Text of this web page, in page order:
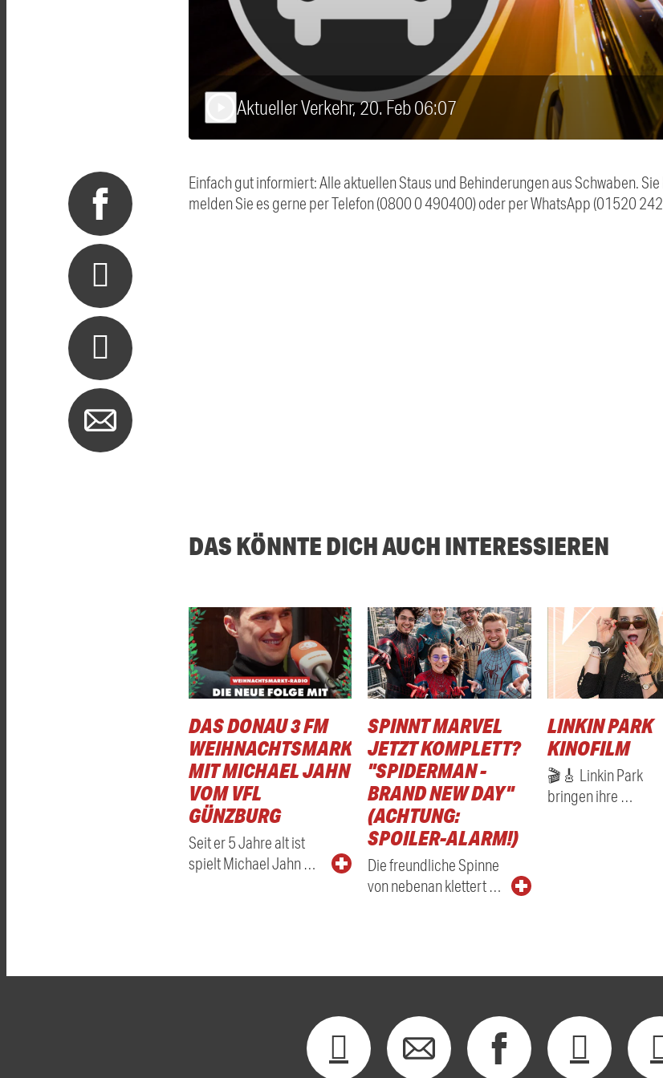
Aktueller Verkehr, 20. Feb 06:07
Einfach gut informiert: Alle aktuellen Staus und Behinderungen aus Schwaben.
melden Sie es gerne per Telefon (0800 0 490400) oder per WhatsApp (01520
DAS KÖNNTE DICH AUCH INTERESSIEREN
DAS DONAU 3 FM
WEIHNACHTSMARKTRADIO
MIT MICHAEL JAHN
VOM VFL
GÜNZBURG
Seit er 5 Jahre alt ist
spielt Michael Jahn …
SPINNT MARVEL
JETZT KOMPLETT?
"SPIDERMAN -
BRAND NEW DAY"
(ACHTUNG:
SPOILER-ALARM!)
Die freundliche Spinne
von nebenan klettert …
LINKIN PARK
KINOFILM
🎬🎸 Linkin Park
bringen ihre …